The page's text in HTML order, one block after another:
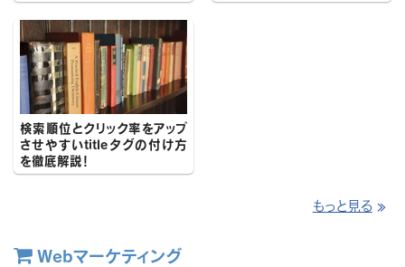
検索順位とクリック率をアップ
させやすいtitleタグの付け方
を徹底解説！
もっと見る ≫
 Webマーケティング